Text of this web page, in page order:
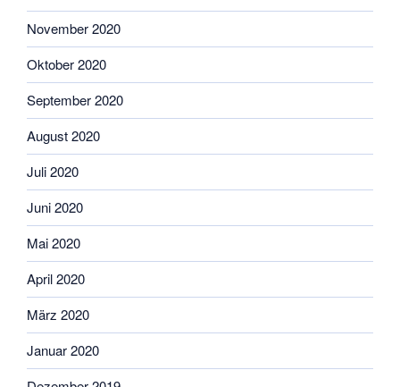
November 2020
Oktober 2020
September 2020
August 2020
Juli 2020
Juni 2020
Mai 2020
April 2020
März 2020
Januar 2020